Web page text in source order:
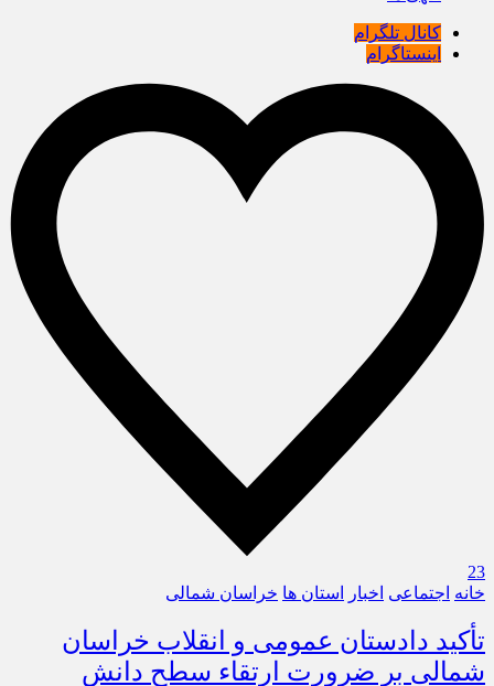
کانال تلگرام
اینستاگرام
23
خانه اجتماعی اخبار استان ها خراسان شمالی
تأکید دادستان عمومی و انقلاب خراسان
شمالی بر ضرورت ارتقاء سطح دانش